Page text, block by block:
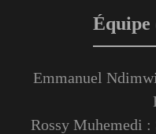
Équipe
Emmanuel
Rossy Muhemedi :